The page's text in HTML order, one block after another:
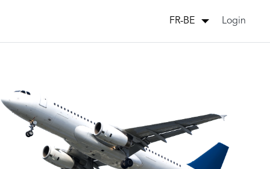
FR-BE Login